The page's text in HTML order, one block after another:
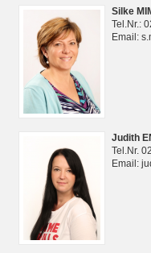
Silke
Tel.Nr.:
Email:
Judith
Tel.Nr.
Email: